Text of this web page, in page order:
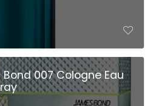
007 Cologne Eau